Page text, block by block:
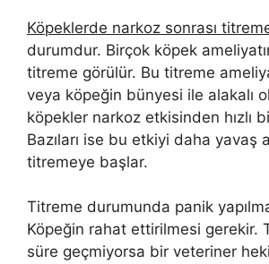
Köpeklerde narkoz sonrası
durumdur. Birçok köpek
titreme görülür. Bu titreme
veya köpeğin bünyesi ile alakalı
köpekler narkoz etkisinden hızlı
Bazıları ise bu etkiyi daha yavaş
titremeye başlar.
Titreme durumunda panik
Köpeğin rahat ettirilmesi gerekir.
süre geçmiyorsa bir veteriner